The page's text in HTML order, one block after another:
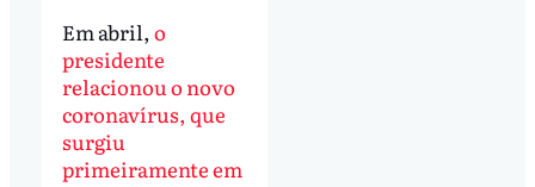
Em abril, o
presidente
relacionou o novo
coronavírus, que
surgiu
primeiramente em